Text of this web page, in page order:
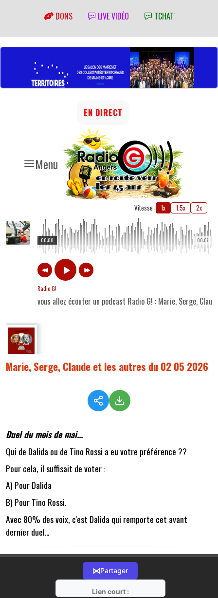
DONS LIVE VIDÉO TCHAT'
Menu
EN DIRECT
Vitesse : 1x 1.5x 2x
00:07
00:00
Radio G!
vous allez écouter un podcast Radio G! : Marie, Serge,
Marie, Serge, Claude et les autres du 02 05 2026
Duel du mois de mai...
Qui de Dalida ou de Tino Rossi a eu votre préférence ??
Pour cela, il suffisait de voter :
A) Pour Dalida
B) Pour Tino Rossi.
Avec 80% des voix, c'est Dalida qui remporte cet avant
dernier duel...
⋈Partager
Lien court :